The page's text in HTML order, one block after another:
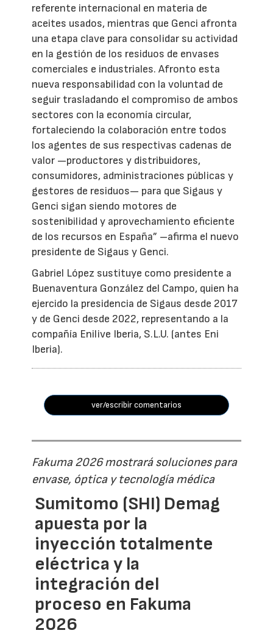
referente internacional en materia de
aceites usados, mientras que Genci afronta
una etapa clave para consolidar su actividad
en la gestión de los residuos de envases
comerciales e industriales. Afronto esta
nueva responsabilidad con la voluntad de
seguir trasladando el compromiso de ambos
sectores con la economía circular,
fortaleciendo la colaboración entre todos
los agentes de sus respectivas cadenas de
valor —productores y distribuidores,
consumidores, administraciones públicas y
gestores de residuos— para que Sigaus y
Genci sigan siendo motores de
sostenibilidad y aprovechamiento eficiente
de los recursos en España” –afirma el nuevo
presidente de Sigaus y Genci.
Gabriel López sustituye como presidente a
Buenaventura González del Campo, quien ha
ejercido la presidencia de Sigaus desde 2017
y de Genci desde 2022, representando a la
compañía Enilive Iberia, S.L.U. (antes Eni
Iberia).
ver/escribir comentarios
Fakuma 2026 mostrará soluciones para
envase, óptica y tecnología médica
Sumitomo (SHI) Demag
apuesta por la
inyección totalmente
eléctrica y la
integración del
proceso en Fakuma
2026